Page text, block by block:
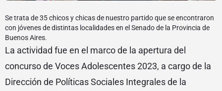
Se trata de 35 chicos y chicas de nuestro partido que se encontraron
con jóvenes de distintas localidades en el Senado de la Provincia de
Buenos Aires.
La actividad fue en el marco de la apertura del
concurso de Voces Adolescentes 2023, a cargo de la
Dirección de Políticas Sociales Integrales de la